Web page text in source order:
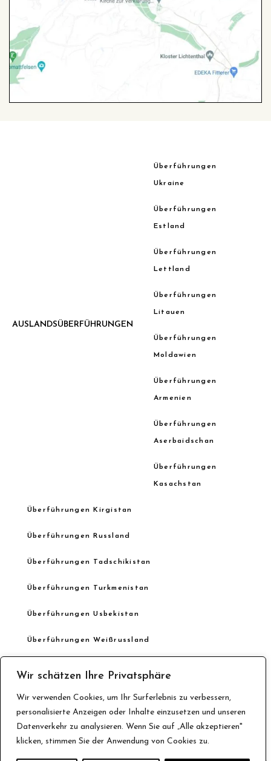
Wir schätzen Ihre Privatsphäre
Wir verwenden Cookies, um Ihr Surferlebnis zu verbessern,
personalisierte Anzeigen oder Inhalte einzusetzen und unseren
Datenverkehr zu analysieren. Wenn Sie auf „Alle akzeptieren"
klicken, stimmen Sie der Anwendung von Cookies zu.
AUSLANDSÜBERFÜHRUNGEN
Überführungen
Ukraine
Überführungen
Estland
Überführungen
Lettland
Überführungen
Litauen
Überführungen
Moldawien
Überführungen
Armenien
Überführungen
Aserbaidschan
Überführungen
Kasachstan
Überführungen Kirgistan
Überführungen Russland
Überführungen Tadschikistan
Überführungen Turkmenistan
Überführungen Usbekistan
Überführungen Weißrussland
Überführungen Israel